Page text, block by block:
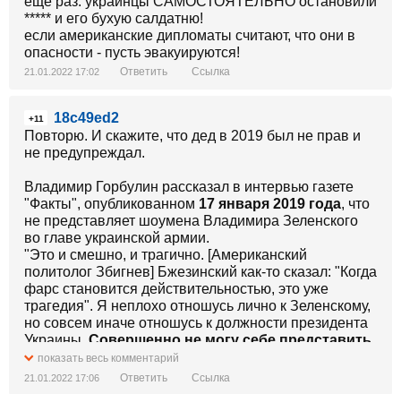
***** и его бухую салдатню!
если американские дипломаты считают, что они в
опасности - пусть эвакуируются!
21.01.2022 17:02 Ответить Ссылка
+11
18c49ed2
Повторю. И скажите, что дед в 2019 был не прав и
не предупреждал.
Владимир Горбулин рассказал в интервью газете
"Факты", опубликованном 17 января 2019 года, что
не представляет шоумена Владимира Зеленского
во главе украинской армии.
"Это и смешно, и трагично. [Американский
политолог Збигнев] Бжезинский как-то сказал: "Когда
фарс становится действительностью, это уже
трагедия". Я неплохо отношусь лично к Зеленскому,
но совсем иначе отношусь к должности президента
Украины. Совершенно не могу себе представить
Зеленского во главе армии. Может, как первого
уходящего с поля боя…" - отметил он.
показать весь комментарий
21.01.2022 17:06 Ответить Ссылка